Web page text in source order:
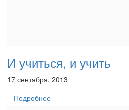
И учиться, и учить
17 сентября, 2013
Подробнее